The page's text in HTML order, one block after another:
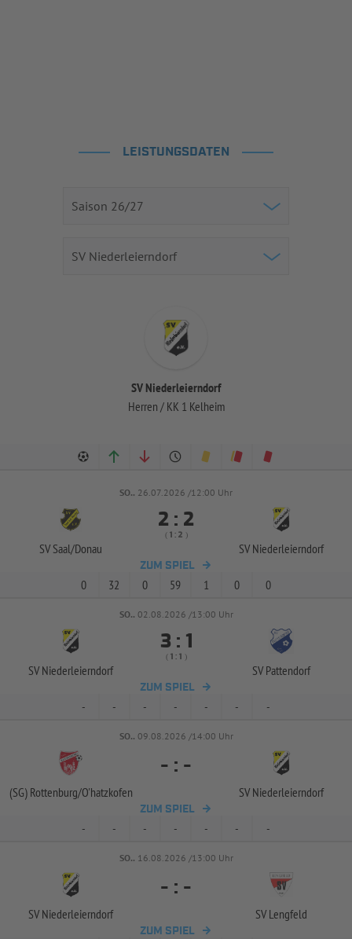
LEISTUNGSDATEN
SV Niederleierndorf
Herren / KK 1 Kelheim
SO.. 26.07.2026 /12:00 Uhr
SV Saal/Donau
 : 
(  :  )
SV Niederleierndorf
ZUM SPIEL
0 32 0 59 1 0 0
SO.. 02.08.2026 /13:00 Uhr
SV Niederleierndorf
 : 
(  :  )
SV Pattendorf
ZUM SPIEL
- - - - - - -
SO.. 09.08.2026 /14:00 Uhr
(SG) Rottenburg/O'hatzkofen
- : -
SV Niederleierndorf
ZUM SPIEL
- - - - - - -
SO.. 16.08.2026 /13:00 Uhr
SV Niederleierndorf
- : -
SV Lengfeld
ZUM SPIEL